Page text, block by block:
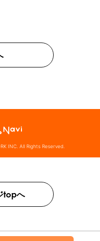
INC. All Rights Reserved.
topへ